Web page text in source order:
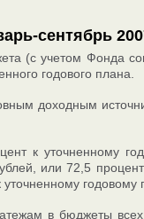
сентябрь
(с учетом Фонда
годового плана.
доходным
к уточненному
или 72,5
годовому
в бюджеты